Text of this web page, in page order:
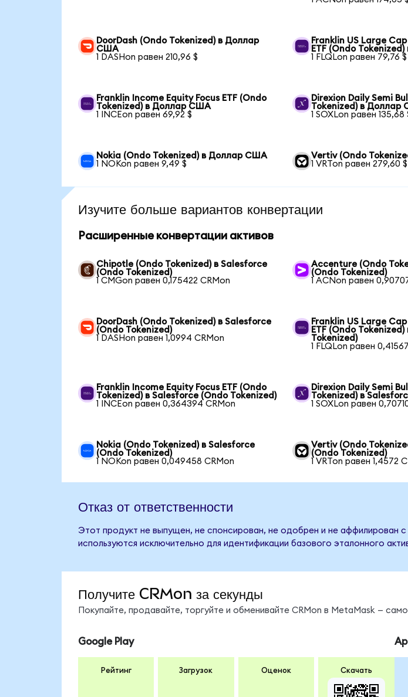
DoorDash (Ondo Tokenized) в Доллар
США
1 DASHon равен 210,96 $
Franklin US Large
ETF (Ondo
1 FLQLon равен 79,76 $
Franklin Income Equity Focus ETF (Ondo
Tokenized) в Доллар США
1 INCEon равен 69,92 $
Direxion Daily Semi
Tokenized) в Доллар
1 SOXLon равен 135,68
Nokia (Ondo Tokenized) в Доллар США
1 NOKon равен 9,49 $
Vertiv (Ondo
1 VRTon равен 279,60 $
Изучите больше вариантов конвертации
Расширенные конвертации активов
Chipotle (Ondo Tokenized) в Salesforce
(Ondo Tokenized)
1 CMGon равен 0,175422 CRMon
Accenture (Ondo
(Ondo Tokenized)
1 ACNon равен
DoorDash (Ondo Tokenized) в Salesforce
(Ondo Tokenized)
1 DASHon равен 1,0994 CRMon
Franklin US Large
ETF (Ondo
Tokenized)
1 FLQLon равен
Franklin Income Equity Focus ETF (Ondo
Tokenized) в Salesforce (Ondo Tokenized)
1 INCEon равен 0,364394 CRMon
Direxion Daily Semi
Tokenized) в
1 SOXLon равен
Nokia (Ondo Tokenized) в Salesforce
(Ondo Tokenized)
1 NOKon равен 0,049458 CRMon
Vertiv (Ondo
(Ondo Tokenized)
1 VRTon равен 1,4572
Отказ от ответственности
Этот продукт не выпущен, не спонсирован, не одобрен и не аффилирован
используются исключительно для идентификации базового эталонного
Получите CRMon за секунды
Покупайте, продавайте, торгуйте и обменивайте CRMon в MetaMask —
Google Play
Рейтинг Загрузок Оценок Скачать